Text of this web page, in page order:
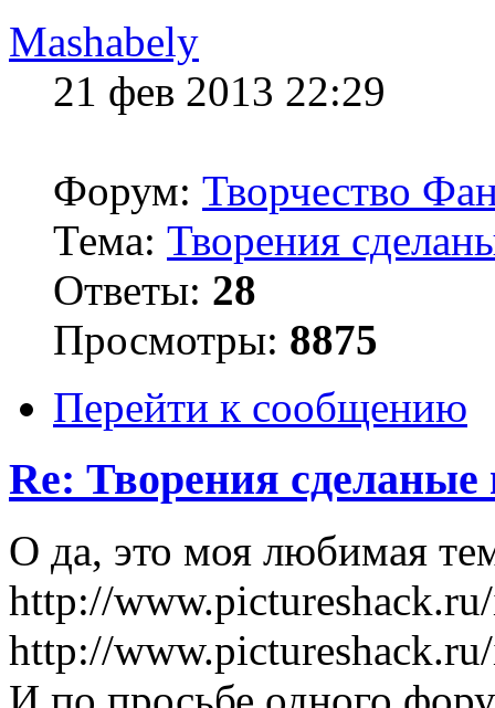
Mashabely
21 фев 2013 22:29
Форум: Творчество
Тема: Творения
Ответы: 28
Просмотры: 8875
Перейти к сообщению
Re: Творения сделаные
О да, это моя любимая
http://
http://